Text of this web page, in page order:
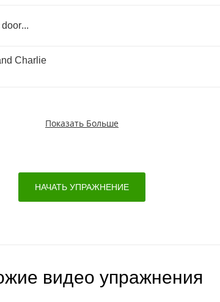
door...
Charlie
Показать Больше
НАЧАТЬ УПРАЖНЕНИЕ
видео упражнения